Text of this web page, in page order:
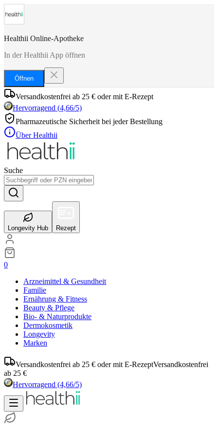
Healthii Online-Apotheke
In der Healthii App öffnen
Öffnen
Versandkostenfrei ab 25 € oder mit E-Rezept
Hervorragend (4,66/5)
Pharmazeutische Sicherheit bei jeder Bestellung
Über Healthii
Suche
Longevity Hub Rezept
0
Arzneimittel & Gesundheit
Familie
Ernährung & Fitness
Beauty & Pflege
Bio- & Naturprodukte
Dermokosmetik
Longevity
Marken
Versandkostenfrei ab 25 € oder mit E-RezeptVersandkostenfrei
ab 25 €
Hervorragend (4,66/5)